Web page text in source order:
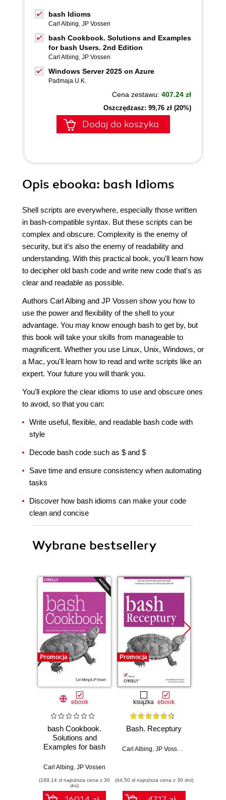
bash Idioms
Carl Albing, JP Vossen
bash Cookbook. Solutions and Examples
for bash Users. 2nd Edition
Carl Albing, JP Vossen
Windows Server 2025 on Azure
Padmaja U.K.
Cena zestawu: 407.24 zł
Oszczędzasz: 99,76 zł (20%)
Dodaj do koszyka
Opis ebooka: bash Idioms
Shell scripts are everywhere, especially those written
in bash-compatible syntax. But these scripts can be
complex and obscure. Complexity is the enemy of
security, but it's also the enemy of readability and
understanding. With this practical book, you'll learn how
to decipher old bash code and write new code that's as
clear and readable as possible.
Authors Carl Albing and JP Vossen show you how to
use the power and flexibility of the shell to your
advantage. You may know enough bash to get by, but
this book will take your skills from manageable to
magnificent. Whether you use Linux, Unix, Windows, or
a Mac, you'll learn how to read and write scripts like an
expert. Your future you will thank you.
You'll explore the clear idioms to use and obscure ones
to avoid, so that you can:
Write useful, flexible, and readable bash code with
style
Decode bash code such as $ and $
Save time and ensure consistency when automating
tasks
Discover how bash idioms can make your code
clean and concise
Wybrane bestsellery
Promocja
ebook
bash Cookbook.
Solutions and
Examples for bash
Carl Albing,JP Vossen
(169,14 zł najniższa cena z 30
dni)
Promocja
książka ebook
Bash. Receptury
Carl Albing, JP Vossen
(44,50 zł najniższa cena z 30 dni)